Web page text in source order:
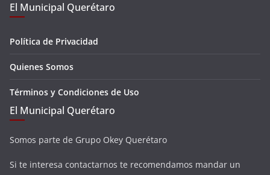
El Municipal Querétaro
Política de Privacidad
Quienes Somos
Términos y Condiciones de Uso
El Municipal Querétaro
Somos parte de Grupo Okey Querétaro
Si te interesa contactarnos te recomendamos mandar un